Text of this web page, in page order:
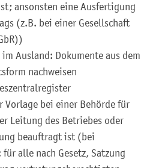
ansonsten eine Ausfertigung
(z.B. bei einer Gesellschaft
Ausland: Dokumente aus dem
nachweisen
Vorlage bei einer Behörde für
Leitung des Betriebes oder
beauftragt ist (bei
alle nach Gesetz, Satzung